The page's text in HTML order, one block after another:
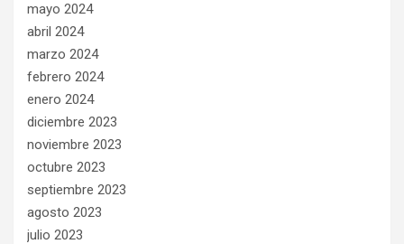
mayo 2024
abril 2024
marzo 2024
febrero 2024
enero 2024
diciembre 2023
noviembre 2023
octubre 2023
septiembre 2023
agosto 2023
julio 2023